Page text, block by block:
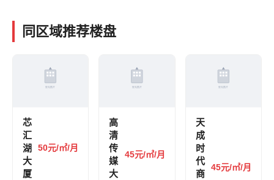
同区域推荐楼盘
芯
汇
湖
大
厦
50元/㎡/月
高
清
传
媒
大
45元/㎡/月
天
成
时
代
商
45元/㎡/月